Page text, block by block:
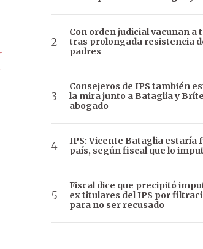
Con orden judicial vacunan a
tras prolongada resistencia
padres
Consejeros de IPS también
la mira junto a Bataglia y
abogado
IPS: Vicente Bataglia estaría
país, según fiscal que lo
Fiscal dice que precipitó
ex titulares del IPS por
para no ser recusado